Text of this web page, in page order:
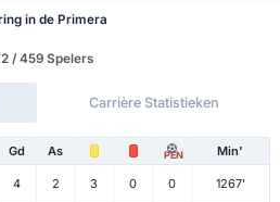
in de Primera
/ 459 Spelers
Carrière Statistieken
Gd As PEN Min'
4 2 3 0 0 1267'